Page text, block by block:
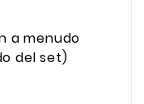
a menudo
del set)